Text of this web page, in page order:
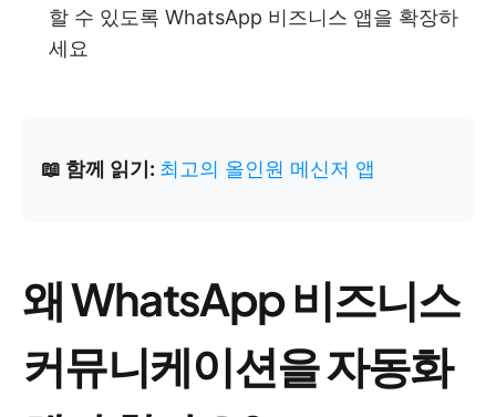
할 수 있도록 WhatsApp 비즈니스 앱을 확장하
세요
📖 함께 읽기: 최고의 올인원 메신저 앱
왜 WhatsApp 비즈니스
커뮤니케이션을 자동화